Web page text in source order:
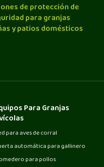
de protección de
para granjas
y patios domésticos
Para Granjas
para aves de corral
automática para gallinero
para pollos